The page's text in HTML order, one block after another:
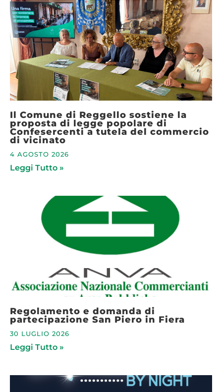
Il Comune di Reggello sostiene la
proposta di legge popolare di
Confesercenti a tutela del commercio
di vicinato
4 AGOSTO 2026
Leggi Tutto »
Regolamento e domanda di
partecipazione San Piero in Fiera
30 LUGLIO 2026
Leggi Tutto »